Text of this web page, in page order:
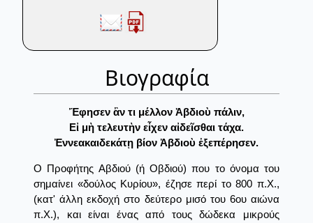
Βιογραφία
Ἔφησεν ἂν τι μέλλον Ἀβδιοὺ πάλιν,
Εἰ μὴ τελευτὴν εἶχεν αἰδεῖσθαι τάχα.
Ἐννεακαιδεκάτῃ βίον Ἀβδιοὺ ἐξεπέρησεν.
Ο Προφήτης Αβδιού (ή Οβδιού) που το όνομα του
σημαίνει «δούλος Κυρίου», έζησε περί το 800 π.Χ.,
(κατ' άλλη εκδοχή στο δεύτερο μισό του 6ου αιώνα
π.Χ.), και είναι ένας από τους δώδεκα μικρούς